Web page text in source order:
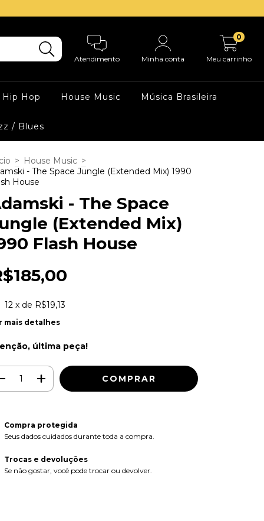
Atendimento Minha conta Meu carrinho
0
Hip Hop House Music Música Brasileira
/ Blues
> House Music >
- The Space Jungle (Extended Mix) 1990
House
- The Space
(Extended Mix)
Flash House
12 x de R$19,13
mais detalhes
última peça!
Compra protegida
Seus dados cuidados durante toda a compra.
Trocas e devoluções
Se não gostar, você pode trocar ou devolver.